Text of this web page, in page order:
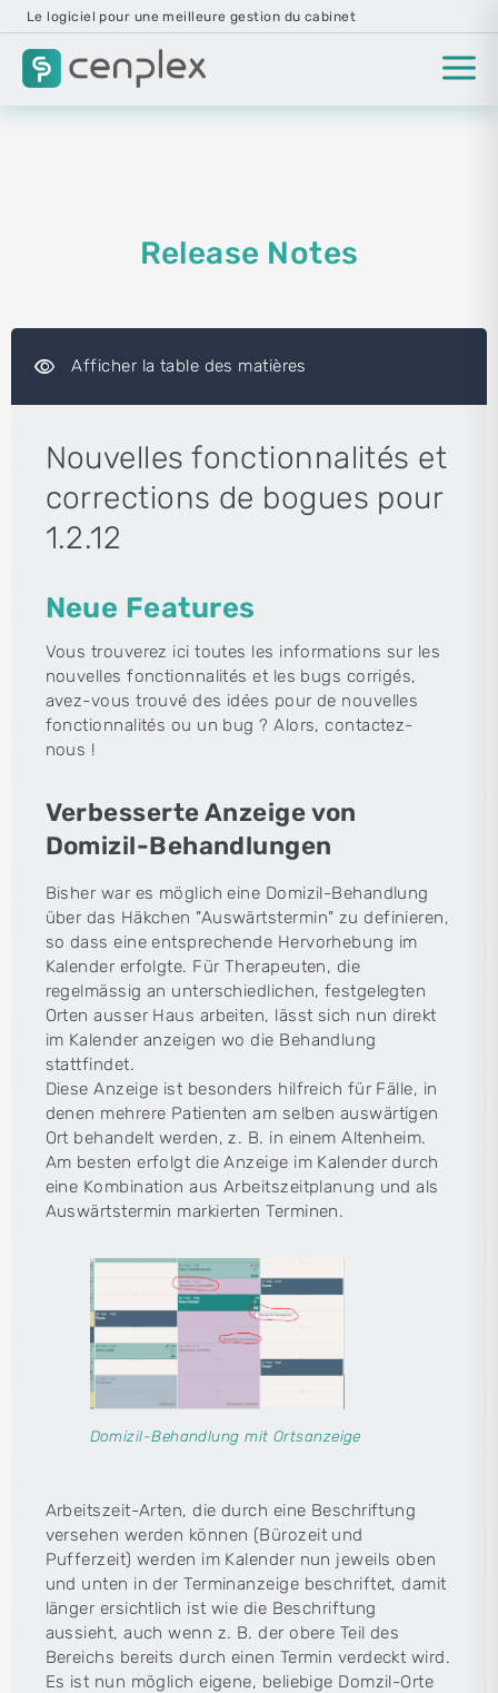
Le logiciel pour une meilleure gestion du cabinet
Release Notes
visibility Afficher la table des matières
Nouvelles fonctionnalités et
corrections de bogues pour
1.2.12
Neue Features
Vous trouverez ici toutes les informations sur les
nouvelles fonctionnalités et les bugs corrigés,
avez-vous trouvé des idées pour de nouvelles
fonctionnalités ou un bug ? Alors, contactez-
nous !
Verbesserte Anzeige von
Domizil-Behandlungen
Bisher war es möglich eine Domizil-Behandlung
über das Häkchen "Auswärtstermin" zu definieren,
so dass eine entsprechende Hervorhebung im
Kalender erfolgte. Für Therapeuten, die
regelmässig an unterschiedlichen, festgelegten
Orten ausser Haus arbeiten, lässt sich nun direkt
im Kalender anzeigen wo die Behandlung
stattfindet.
Diese Anzeige ist besonders hilfreich für Fälle, in
denen mehrere Patienten am selben auswärtigen
Ort behandelt werden, z. B. in einem Altenheim.
Am besten erfolgt die Anzeige im Kalender durch
eine Kombination aus Arbeitszeitplanung und als
Auswärtstermin markierten Terminen.
Domizil-Behandlung mit Ortsanzeige
Arbeitszeit-Arten, die durch eine Beschriftung
versehen werden können (Bürozeit und
Pufferzeit) werden im Kalender nun jeweils oben
und unten in der Terminanzeige beschriftet, damit
länger ersichtlich ist wie die Beschriftung
aussieht, auch wenn z. B. der obere Teil des
Bereichs bereits durch einen Termin verdeckt wird.
Es ist nun möglich eigene, beliebige Domzil-Orte